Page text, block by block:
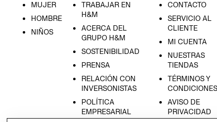
MUJER
HOMBRE
NIÑOS
TRABAJAR EN
H&M
ACERCA DEL
GRUPO H&M
SOSTENIBILIDAD
PRENSA
RELACIÓN CON
INVERSONISTAS
POLÍTICA
EMPRESARIAL
CONTACTO
SERVICIO AL
CLIENTE
MI CUENTA
NUESTRAS
TIENDAS
TÉRMINOS Y
CONDICIONES
AVISO DE
PRIVACIDAD